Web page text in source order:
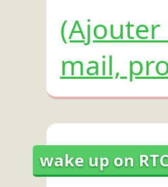
mail,
wake up on